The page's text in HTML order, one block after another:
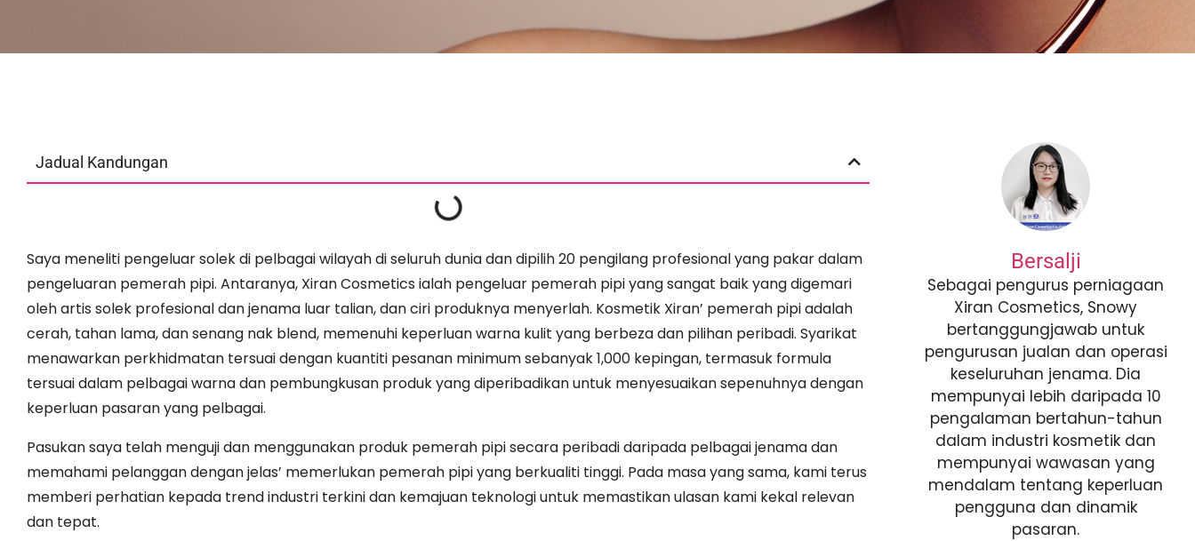
Jadual Kandungan
Saya meneliti pengeluar solek di pelbagai wilayah di seluruh dunia dan dipilih 20 pengilang profesional yang pakar dalam
pengeluaran pemerah pipi. Antaranya, Xiran Cosmetics ialah pengeluar pemerah pipi yang sangat baik yang digemari
oleh artis solek profesional dan jenama luar talian, dan ciri produknya menyerlah. Kosmetik Xiran’ pemerah pipi adalah
cerah, tahan lama, dan senang nak blend, memenuhi keperluan warna kulit yang berbeza dan pilihan peribadi. Syarikat
menawarkan perkhidmatan tersuai dengan kuantiti pesanan minimum sebanyak 1,000 kepingan, termasuk formula
tersuai dalam pelbagai warna dan pembungkusan produk yang diperibadikan untuk menyesuaikan sepenuhnya dengan
keperluan pasaran yang pelbagai.
Pasukan saya telah menguji dan menggunakan produk pemerah pipi secara peribadi daripada pelbagai jenama dan
memahami pelanggan dengan jelas’ memerlukan pemerah pipi yang berkualiti tinggi. Pada masa yang sama, kami terus
memberi perhatian kepada trend industri terkini dan kemajuan teknologi untuk memastikan ulasan kami kekal relevan
dan tepat.
Bersalji
Sebagai pengurus perniagaan
Xiran Cosmetics, Snowy
bertanggungjawab untuk
pengurusan jualan dan operasi
keseluruhan jenama. Dia
mempunyai lebih daripada 10
pengalaman bertahun-tahun
dalam industri kosmetik dan
mempunyai wawasan yang
mendalam tentang keperluan
pengguna dan dinamik
pasaran.